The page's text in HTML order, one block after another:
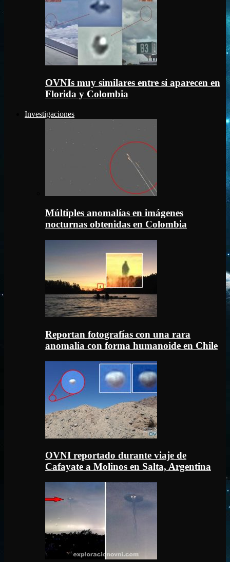
OVNIs muy similares entre sí aparecen en
Florida y Colombia
Investigaciones
Múltiples anomalías en imágenes
nocturnas obtenidas en Colombia
Reportan fotografías con una rara
anomalía con forma humanoide en Chile
OVNI reportado durante viaje de
Cafayate a Molinos en Salta, Argentina